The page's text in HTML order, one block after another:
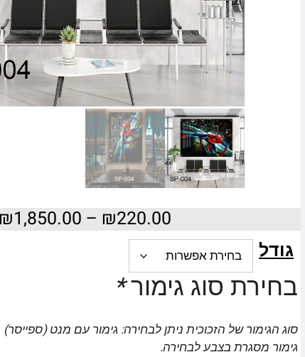
₪220.00
–
₪1,850.00
גודל
בחירת סוג גימור*
סוג הגימור של הזכוכית ניתן לבחירה: גימור עם מנט
גימור מסגרת בצבע לבחירה.